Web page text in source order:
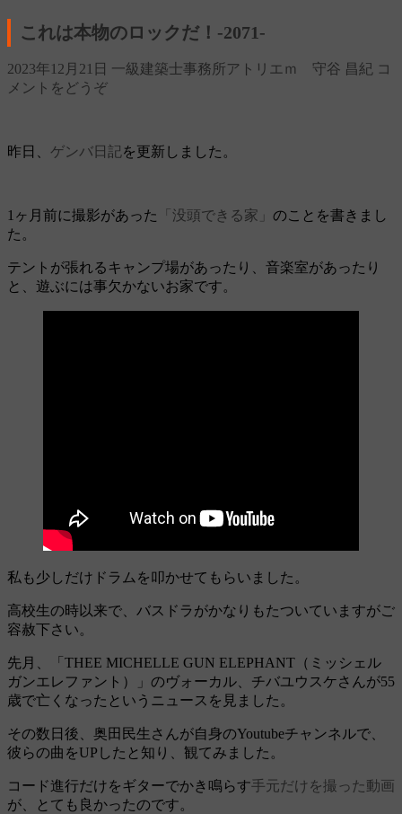
これは本物のロックだ！‐2071‐
2023年12月21日 一級建築士事務所アトリエｍ 守谷 昌紀 コ
メントをどうぞ
昨日、 ゲンバ日記を更新しました。
1ヶ月前に撮影があった 「没頭できる家」 のことを書きまし
た。
テントが張れるキャンプ場があったり、音楽室があったり
と、遊ぶには事欠かないお家です。
私も少しだけドラムを叩かせてもらいました。
高校生の時以来で、バスドラがかなりもたついていますがご
容赦下さい。
先月、「THEE MICHELLE GUN ELEPHANT（ミッシェル
ガンエレファント）」のヴォーカル、チバユウスケさんが55
歳で亡くなったというニュースを見ました。
その数日後、奥田民生さんが自身のYoutubeチャンネルで、
彼らの曲をUPしたと知り、観てみました。
コード進行だけをギターでかき鳴らす手元だけを撮った動画
が、とても良かったのです。